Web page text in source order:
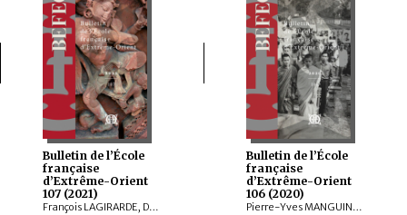
Bulletin de l’École
française
d’Extrême-Orient
107 (2021)
François LAGIRARDE, Dominic GOODALL, Louis GABAUDE, Nicolas REVIRE, Bruno DAGENS, Andrea ACRI, Franciscus VERELLEN, Allan G. GRAPARD, Johan LEVILLAIN, Hans T. BAKKER, ZHANG Zhaoyang, Javier SCHNAKE, Thissana WEERAKIETSOONTORN
Bulletin de l’École
française
d’Extrême-Orient
106 (2020)
Pierre-Yves MANGUIN, Andrew HARDY, Charlotte SCHMID, François LACHAUD, Dominic GOODALL, Arlo GRIFFITHS, Armand DESBAT, Béatrice WISNIEWSKI, Federico BAROCCO, NGUYỄN Tiến Đông, Patrice LADWIG, Yael SHIRI, Melinda Zulejka FODOR, Valérie THIRION-MERLE, Gisela THIERRIN-MICHAEL, Ranet HONG, Nicolas MOLLARD, LI Guoqiang, NGUYỄN ĐẶNG ANH MINH, NGUYỄN ĐÌNH HƯNG, NGUYỄN QUANG NGỌC, Chloé CHOLLET, Martin RATHIE